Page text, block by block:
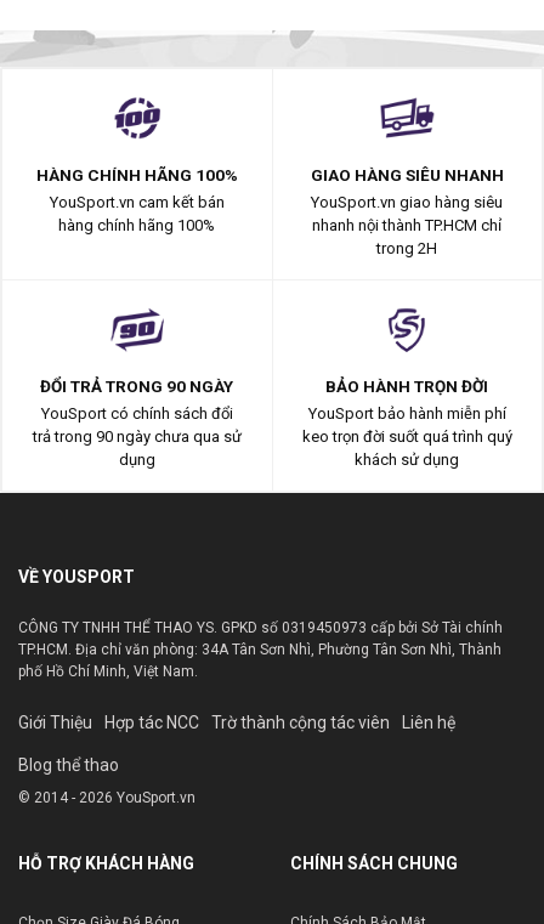
HÀNG CHÍNH HÃNG 100%
YouSport.vn cam kết bán
hàng chính hãng 100%
GIAO HÀNG SIÊU NHANH
YouSport.vn giao hàng siêu
nhanh nội thành TP.HCM chỉ
trong 2H
ĐỔI TRẢ TRONG 90 NGÀY
YouSport có chính sách đổi
trả trong 90 ngày chưa qua sử
dụng
BẢO HÀNH TRỌN ĐỜI
YouSport bảo hành miễn phí
keo trọn đời suốt quá trình quý
khách sử dụng
VỀ YOUSPORT
CÔNG TY TNHH THỂ THAO YS. GPKD số 0319450973 cấp bởi Sở Tài chính
TP.HCM. Địa chỉ văn phòng: 34A Tân Sơn Nhì, Phường Tân Sơn Nhì, Thành
phố Hồ Chí Minh, Việt Nam.
Giới Thiệu Hợp tác NCC Trờ thành cộng tác viên Liên hệ
Blog thể thao
© 2014 - 2026 YouSport.vn
HỖ TRỢ KHÁCH HÀNG CHÍNH SÁCH CHUNG